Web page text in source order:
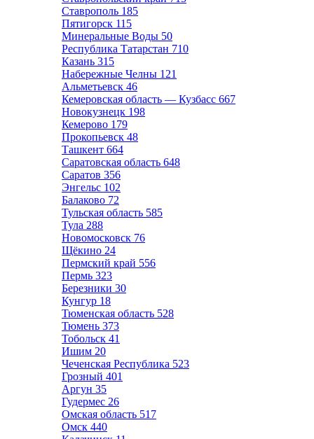
Ставрополь 185
Пятигорск 115
Минеральные Воды 50
Республика Татарстан 710
Казань 315
Набережные Челны 121
Альметьевск 46
Кемеровская область — Кузбасс 667
Новокузнецк 198
Кемерово 179
Прокопьевск 48
Ташкент 664
Саратовская область 648
Саратов 356
Энгельс 102
Балаково 72
Тульская область 585
Тула 288
Новомосковск 76
Щёкино 24
Пермский край 556
Пермь 323
Березники 30
Кунгур 18
Тюменская область 528
Тюмень 373
Тобольск 41
Ишим 20
Чеченская Республика 523
Грозный 401
Аргун 35
Гудермес 26
Омская область 517
Омск 440